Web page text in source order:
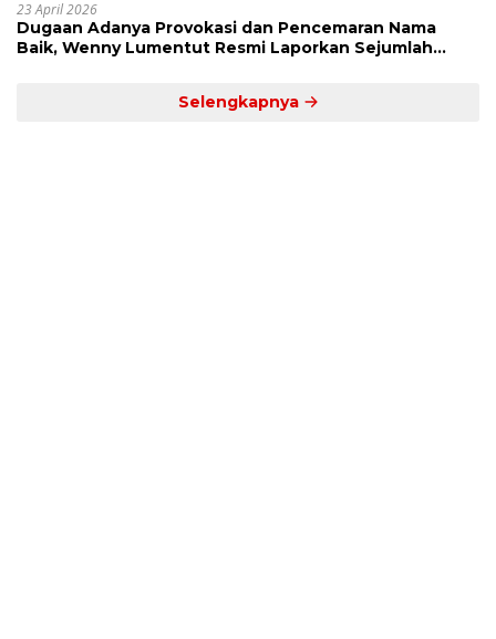
23 April 2026
Dugaan Adanya Provokasi dan Pencemaran Nama
Baik, Wenny Lumentut Resmi Laporkan Sejumlah
Selengkapnya